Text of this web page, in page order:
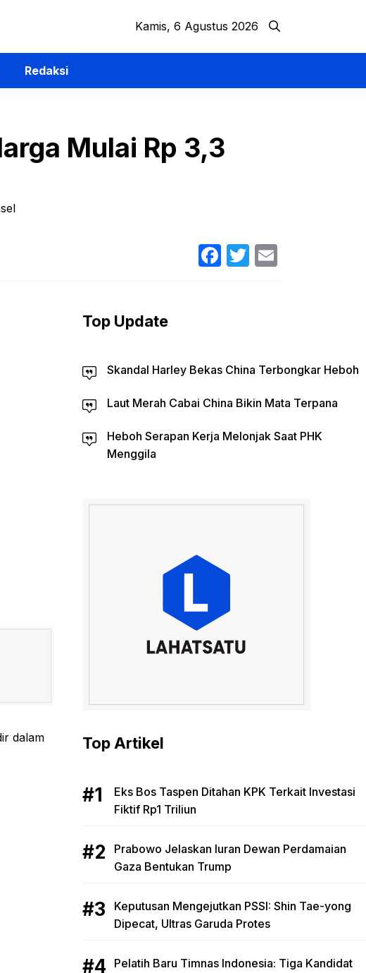
Kamis, 6 Agustus 2026
Redaksi
Mulai Rp 3,3
Facebook
Twitter
dalam
Top Update
Skandal Harley Bekas China Terbongkar Heboh
Laut Merah Cabai China Bikin Mata Terpana
Heboh Serapan Kerja Melonjak Saat PHK
Menggila
Top Artikel
Eks Bos Taspen Ditahan KPK Terkait Investasi
Fiktif Rp1 Triliun
Prabowo Jelaskan Iuran Dewan Perdamaian
Gaza Bentukan Trump
Keputusan Mengejutkan PSSI: Shin Tae-yong
Dipecat, Ultras Garuda Protes
Pelatih Baru Timnas Indonesia: Tiga Kandidat